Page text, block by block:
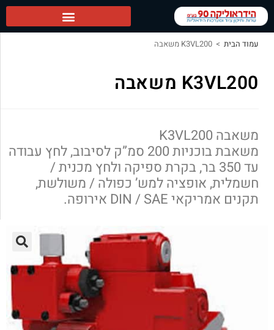
עמוד הבית > K3VL200 משאבה
K3VL200 משאבה
משאבה K3VL200
משאבת בוכניות 200 סמ”ק לסיבוב, לחץ עבודה
עד 350 בר, בקרת ספיקה ולחץ מכנית /
חשמלית, אופציה למש’ כפולה / משולשת,
תקנים אמריקאי DIN / SAE אירופה.